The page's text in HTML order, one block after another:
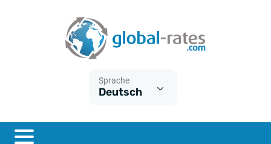
Sprache
Deutsch
ESTER
Was ist die VPI-Inflation?
Was ist die HVPI-Inflation?
Deutsche inflation
Historische Euribor-Sätze
Historische ESTER-Sätze
Historische SOFR-Sätze
Inflationsrechner